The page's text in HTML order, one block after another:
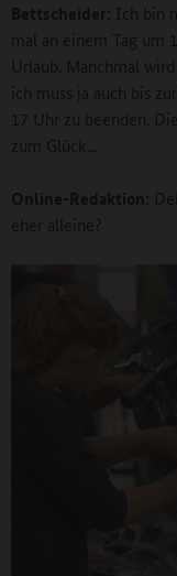
Bettscheider: Ich bin
mal an einem Tag um
Urlaub. Manchmal
ich muss ja auch bis
17 Uhr zu beenden.
zum Glück...
Online-Redaktion:
eher alleine?